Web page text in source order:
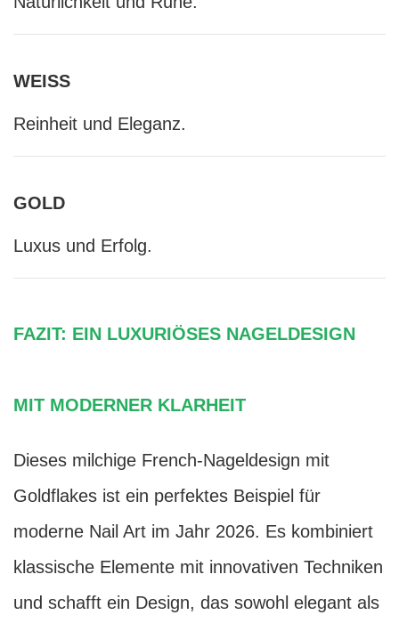
WEISS
Reinheit und Eleganz.
GOLD
Luxus und Erfolg.
FAZIT: EIN LUXURIÖSES NAGELDESIGN
MIT MODERNER KLARHEIT
Dieses milchige French-Nageldesign mit
Goldflakes ist ein perfektes Beispiel für
moderne Nail Art im Jahr 2026. Es kombiniert
klassische Elemente mit innovativen Techniken
und schafft ein Design, das sowohl elegant als